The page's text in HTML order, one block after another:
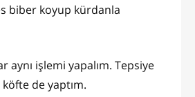
biber koyup kürdanla
aynı işlemi yapalım. Tepsiye
de yaptım.